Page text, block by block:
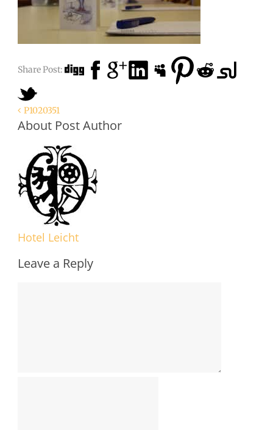
Share Post:
P1020351
About Post Author
Hotel Leicht
Leave a Reply